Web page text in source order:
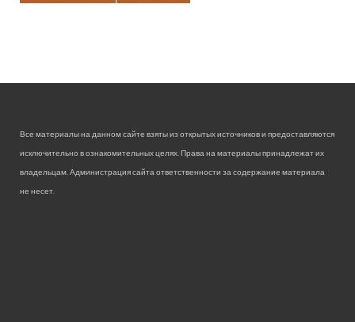
Все материалы на данном сайте взяты из открытых источников и предоставляются
исключительно в ознакомительных целях. Права на материалы принадлежат их
владельцам. Администрация сайта ответственности за содержание материала
не несет.